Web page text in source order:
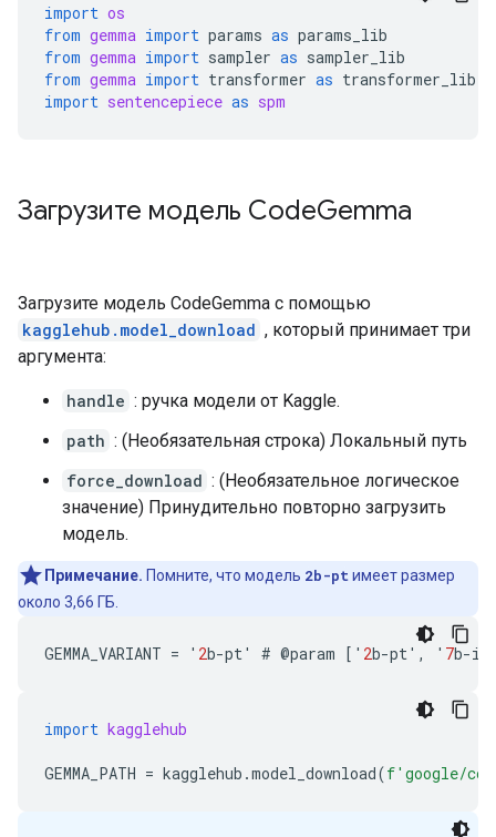
import os
from gemma import params as params_lib
from gemma import sampler as sampler_lib
from gemma import transformer as transformer_lib
import sentencepiece as spm
Загрузите модель CodeGemma
Загрузите модель CodeGemma с помощью
kagglehub.model_download , который принимает три
аргумента:
handle : ручка модели от Kaggle.
path : (Необязательная строка) Локальный путь
force_download : (Необязательное логическое
значение) Принудительно повторно загрузить
модель.
Примечание. Помните, что модель 2b-pt имеет размер
около 3,66 ГБ.
GEMMA_VARIANT = ' 2b-pt' # @param [ ' 2b-pt' , ' 7b-it
import kagglehub
GEMMA_PATH = kagglehub .model_download(f'google/